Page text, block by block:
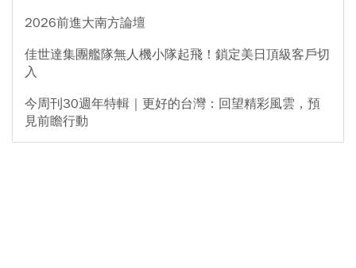
2026前進大南方論壇
佳世達集團艦隊無人機小隊起飛！鎖定美日頂級客戶切
入
今周刊30週年特輯｜更好的台灣：回望精彩風雲，預
見前瞻行動